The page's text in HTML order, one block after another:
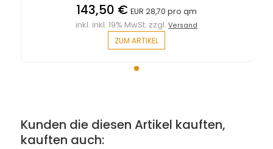
143,50 € EUR 28,70 pro qm
inkl. inkl. 19% MwSt. zzgl.Versand
ZUM ARTIKEL
Kunden die diesen Artikel kauften,
kauften auch: